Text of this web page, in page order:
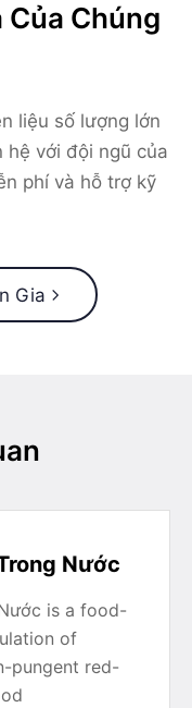
Của Chúng
liệu số lượng lớn
hệ với đội ngũ của
phí và hỗ trợ kỹ
Gia
Nước
is a food-
of
pungent red-